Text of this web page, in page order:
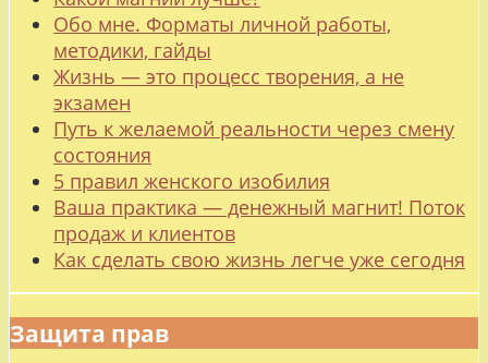
Обо мне. Форматы личной работы,
методики, гайды
Жизнь — это процесс творения, а не
экзамен
Путь к желаемой реальности через смену
состояния
5 правил женского изобилия
Ваша практика — денежный магнит! Поток
продаж и клиентов
Как сделать свою жизнь легче уже сегодня
Защита прав